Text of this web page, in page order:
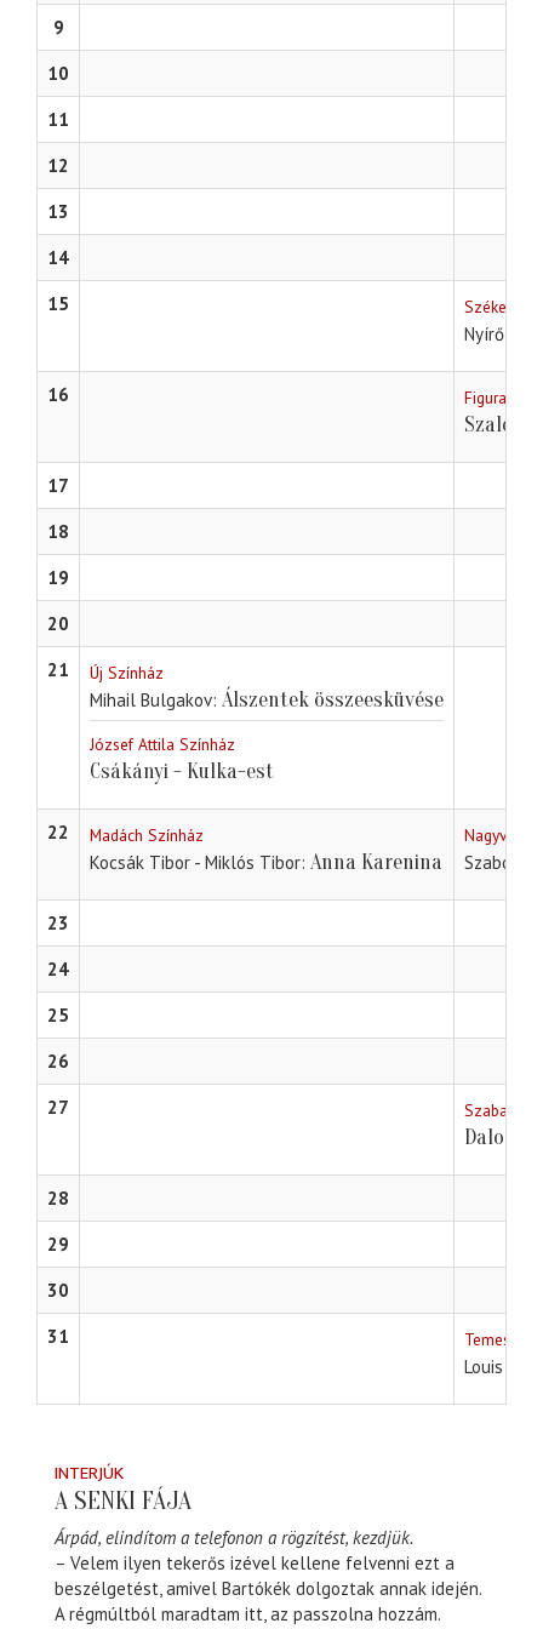
9
10
11
12
13
14
15
Nyírő
16 Figura
17
18
19
20
21
Új Színház
Mihail Bulgakov Álszentek összeesküvése
József Attila Színház
Csákányi - Kulka-est
22 Madách Színház
Kocsák Tibor - Miklós Tibor Anna Karenina Szabó
23
24
25
26
27
Szabadkai
Dalok a
28
29
30
31
Temesvári
Louis
INTERJÚK
A SENKI FÁJA
Árpád, elindítom a telefonon a rögzítést, kezdjük.
– Velem ilyen tekerős izével kellene felvenni ezt a
beszélgetést, amivel Bartókék dolgoztak annak idején.
A régmúltból maradtam itt, az passzolna hozzám.